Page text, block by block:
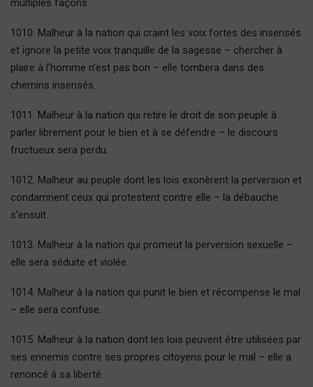
multiples façons.
1010. Malheur à la nation qui craint les voix fortes des insensés
et ignore la petite voix tranquille de la sagesse – chercher à
plaire à l’homme n’est pas bon – elle tombera dans des
chemins insensés.
1011. Malheur à la nation qui retire le droit de son peuple à
parler librement pour le bien et à se défendre – le discours
fructueux sera perdu.
1012. Malheur au peuple dont les lois exonèrent la perversion et
condamnent ceux qui protestent contre elle – la débauche
s’ensuit.
1013. Malheur à la nation qui promeut la perversion sexuelle –
elle sera séduite et violée.
1014. Malheur à la nation qui punit le bien et récompense le mal
– elle sera confuse.
1015. Malheur à la nation dont les lois peuvent être utilisées par
ses ennemis contre ses propres citoyens pour le mal – elle a
renoncé à sa liberté.